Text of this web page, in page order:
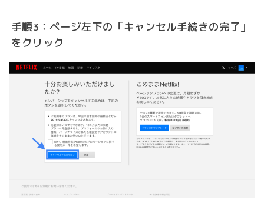
手順3：ページ左下の「キャンセル手続きの完了」
をクリック